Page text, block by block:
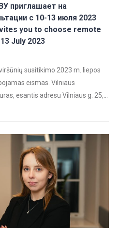
приглашает на
с 10-13 июля 2023
you to choose remote
July 2023
susitikimo 2023 m. liepos
eismas. Vilniaus
esantis adresu Vilniaus g. 25,…